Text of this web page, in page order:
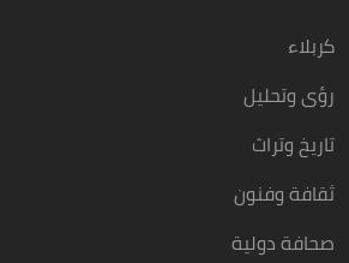
كربلاء
رؤى وتحليل
تاريخ وتراث
ثقافة وفنون
صحافة دولية